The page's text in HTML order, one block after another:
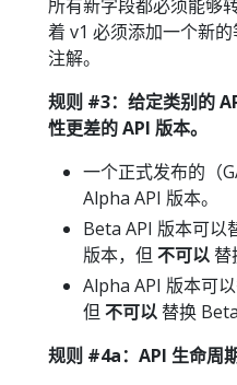
所有新字段都必须能够
着 v1 必须添加一个新
注解。
规则 #3：给定类别的
性更差的 API 版本。
一个正式发布的（
Alpha API 版本。
Beta API 版本可以
版本，但 不可以 替
Alpha API 版本可
但 不可以 替换
规则 #4a：API 生命周